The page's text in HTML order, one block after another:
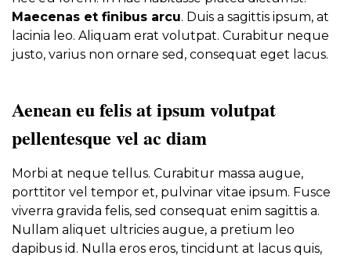
Maecenas et finibus arcu. Duis a sagittis ipsum, at
lacinia leo. Aliquam erat volutpat. Curabitur neque
justo, varius non ornare sed, consequat eget lacus.
Aenean eu felis at ipsum volutpat
pellentesque vel ac diam
Morbi at neque tellus. Curabitur massa augue,
porttitor vel tempor et, pulvinar vitae ipsum. Fusce
viverra gravida felis, sed consequat enim sagittis a.
Nullam aliquet ultricies augue, a pretium leo
dapibus id. Nulla eros eros, tincidunt at lacus quis,